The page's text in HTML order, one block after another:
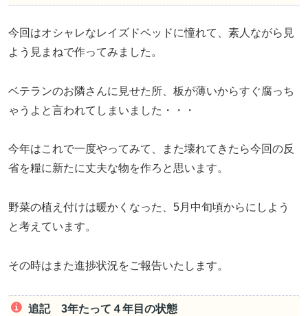
今回はオシャレなレイズドベッドに憧れて、素人ながら見
よう見まねで作ってみました。
ベテランのお隣さんに見せた所、板が薄いからすぐ腐っち
ゃうよと言われてしまいました・・・
今年はこれで一度やってみて、また壊れてきたら今回の反
省を糧に新たに丈夫な物を作ろと思います。
野菜の植え付けは暖かくなった、5月中旬頃からにしよう
と考えています。
その時はまた進捗状況をご報告いたします。
追記 3年たって４年目の状態